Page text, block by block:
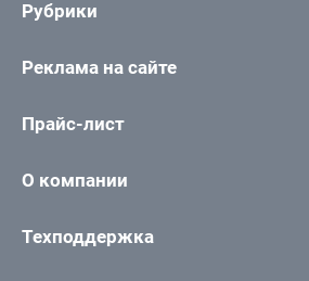
Рубрики
Реклама на сайте
Прайс-лист
О компании
Техподдержка